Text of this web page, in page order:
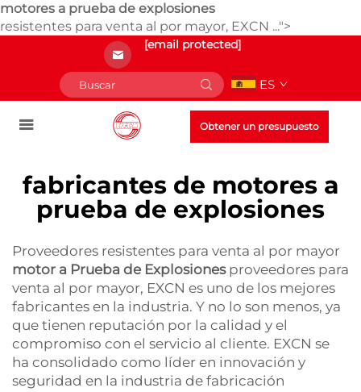
motores a prueba de explosiones
resistentes para venta al por mayor, EXCN ...">
[email protected]
ES
Obtener un presupuesto
fabricantes de motores a
prueba de explosiones
Proveedores resistentes para venta al por mayor
motor a Prueba de Explosiones proveedores para
venta al por mayor, EXCN es uno de los mejores
fabricantes en la industria. Y no lo son menos, ya
que tienen reputación por la calidad y el
compromiso con el servicio al cliente. EXCN se
ha consolidado como líder en innovación y
seguridad en la industria de fabricación